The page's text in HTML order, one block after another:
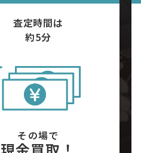
査定時間は
約5分
その場で